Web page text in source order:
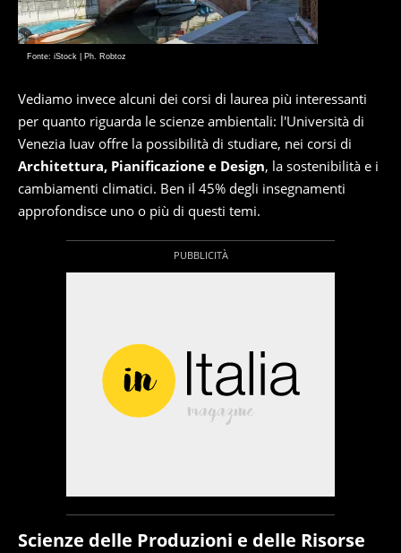
Fonte: iStock | Ph. Robtoz
Vediamo invece alcuni dei corsi di laurea più interessanti
per quanto riguarda le scienze ambientali: l'Università di
Venezia Iuav offre la possibilità di studiare, nei corsi di
Architettura, Pianificazione e Design, la sostenibilità e i
cambiamenti climatici. Ben il 45% degli insegnamenti
approfondisce uno o più di questi temi.
Scienze delle Produzioni e delle Risorse